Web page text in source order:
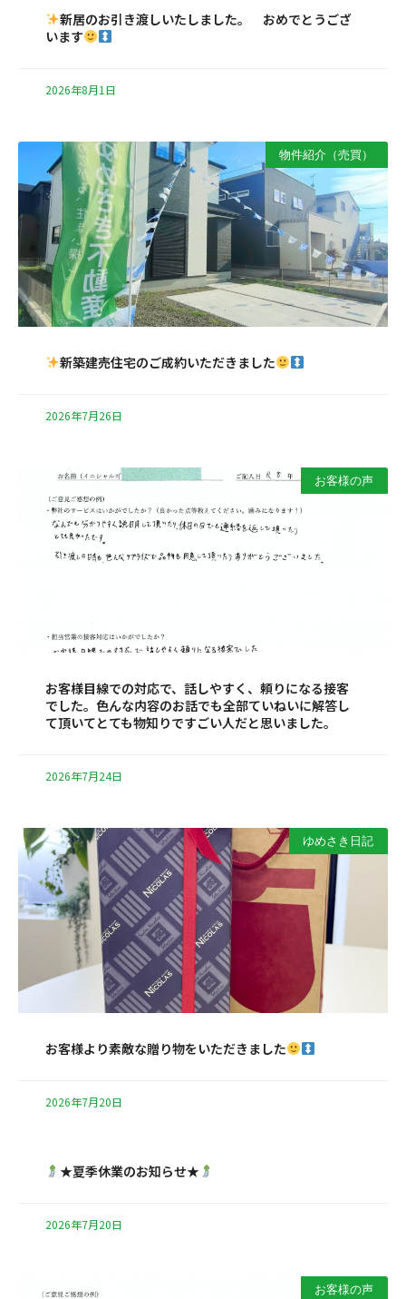
新居のお引き渡しいたしました。 おめでとうござ
います
2026年8月1日
物件紹介（売買）
新築建売住宅のご成約いただきました
2026年7月26日
お客様の声
お客様目線での対応で、話しやすく、頼りになる接客
でした。色んな内容のお話でも全部ていねいに解答し
て頂いてとても物知りですごい人だと思いました。
2026年7月24日
ゆめさき日記
お客様より素敵な贈り物をいただきました
2026年7月20日
★夏季休業のお知らせ★
2026年7月20日
お客様の声